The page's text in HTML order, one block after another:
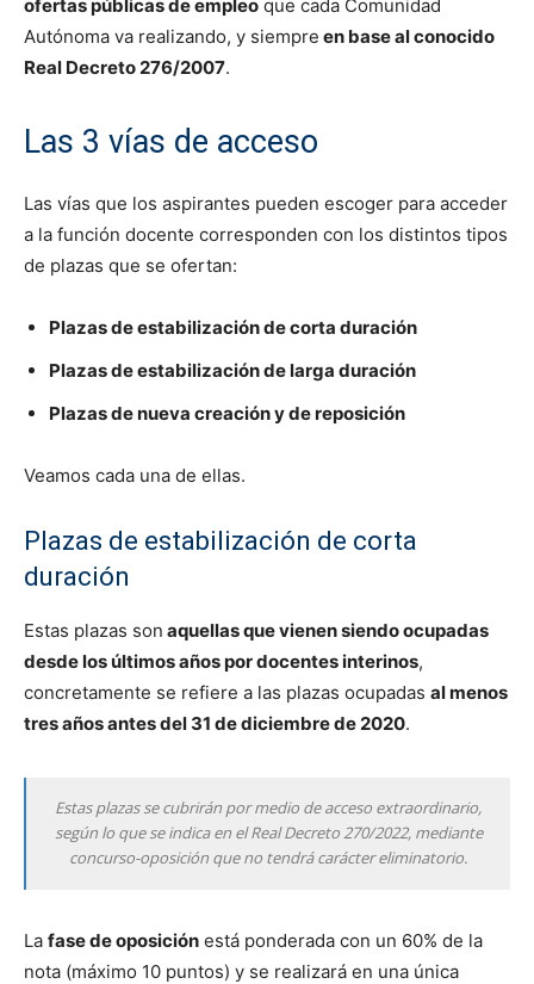
ofertas públicas de empleo que cada Comunidad
Autónoma va realizando, y siempre en base al conocido
Real Decreto 276/2007.
Las 3 vías de acceso
Las vías que los aspirantes pueden escoger para acceder
a la función docente corresponden con los distintos tipos
de plazas que se ofertan:
Plazas de estabilización de corta duración
Plazas de estabilización de larga duración
Plazas de nueva creación y de reposición
Veamos cada una de ellas.
Plazas de estabilización de corta
duración
Estas plazas son aquellas que vienen siendo ocupadas
desde los últimos años por docentes interinos,
concretamente se refiere a las plazas ocupadas al menos
tres años antes del 31 de diciembre de 2020.
Estas plazas se cubrirán por medio de acceso extraordinario,
según lo que se indica en el Real Decreto 270/2022, mediante
concurso-oposición que no tendrá carácter eliminatorio.
La fase de oposición está ponderada con un 60% de la
nota (máximo 10 puntos) y se realizará en una única